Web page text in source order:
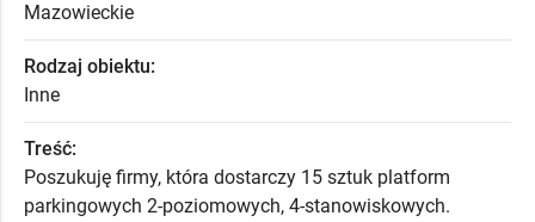
Mazowieckie
Rodzaj obiektu:
Inne
Treść:
Poszukuję firmy, która dostarczy 15 sztuk platform
parkingowych 2-poziomowych, 4-stanowiskowych.